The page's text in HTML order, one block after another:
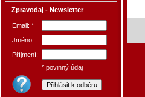
Zpravodaj - Newsletter
Email: *
Jméno:
Příjmení:
* povinný údaj